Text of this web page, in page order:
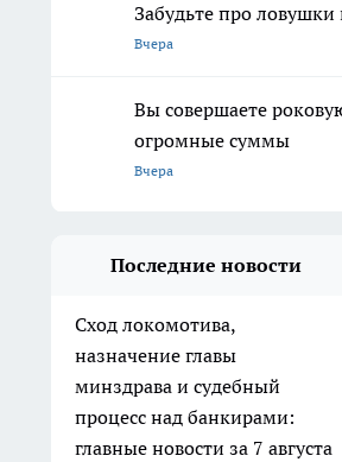
Забудьте про
Вчера
Вы совершаете
огромные суммы
Вчера
Последние новости
Сход локомотива,
назначение главы
минздрава и судебный
процесс над банкирами:
главные новости за 7 августа